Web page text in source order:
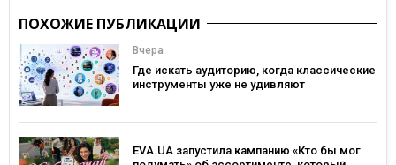
ПОХОЖИЕ ПУБЛИКАЦИИ
Вчера
Где искать аудиторию, когда классические
инструменты уже не удивляют
EVA.UA запустила кампанию «Кто бы мог